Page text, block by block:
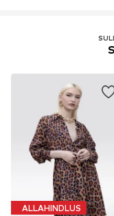
ALLAHINDLUS